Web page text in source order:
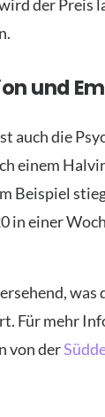
der Preis
und
auch die
einem
Beispiel
in einer
Für mehr
von der